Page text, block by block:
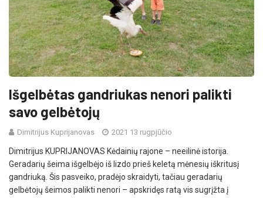
Išgelbėtas gandriukas nenori palikti
savo gelbėtojų
Dimitrijus Kuprijanovas 2021 13 rugpjūčio
Dimitrijus KUPRIJANOVAS Kėdainių rajone – neeilinė istorija.
Geradarių šeima išgelbėjo iš lizdo prieš keletą mėnesių iškritusį
gandriuką. Šis pasveiko, pradėjo skraidyti, tačiau geradarių
gelbėtojų šeimos palikti nenori – apskridęs ratą vis sugrįžta į